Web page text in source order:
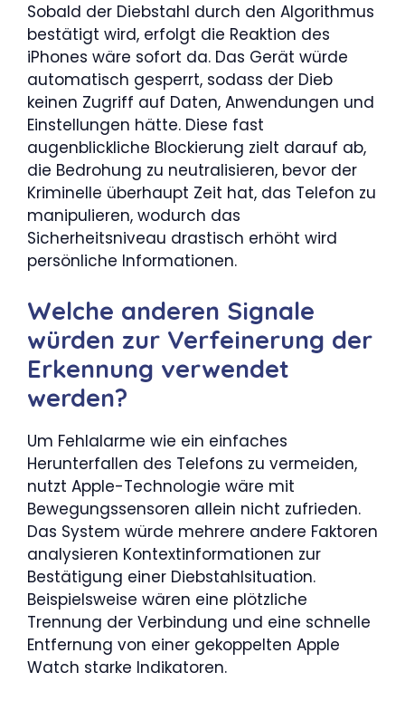
Sobald der Diebstahl durch den Algorithmus
bestätigt wird, erfolgt die Reaktion des
iPhones wäre sofort da. Das Gerät würde
automatisch gesperrt, sodass der Dieb
keinen Zugriff auf Daten, Anwendungen und
Einstellungen hätte. Diese fast
augenblickliche Blockierung zielt darauf ab,
die Bedrohung zu neutralisieren, bevor der
Kriminelle überhaupt Zeit hat, das Telefon zu
manipulieren, wodurch das
Sicherheitsniveau drastisch erhöht wird
persönliche Informationen.
Welche anderen Signale
würden zur Verfeinerung der
Erkennung verwendet
werden?
Um Fehlalarme wie ein einfaches
Herunterfallen des Telefons zu vermeiden,
nutzt Apple-Technologie wäre mit
Bewegungssensoren allein nicht zufrieden.
Das System würde mehrere andere Faktoren
analysieren Kontextinformationen zur
Bestätigung einer Diebstahlsituation.
Beispielsweise wären eine plötzliche
Trennung der Verbindung und eine schnelle
Entfernung von einer gekoppelten Apple
Watch starke Indikatoren.